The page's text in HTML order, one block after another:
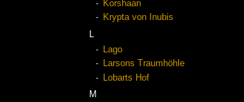
Korshaan
Krypta von Inubis
L
Lago
Larsons Traumhöhle
Lobarts Hof
M